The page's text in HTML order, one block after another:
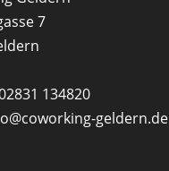
7
134820
geldern.de